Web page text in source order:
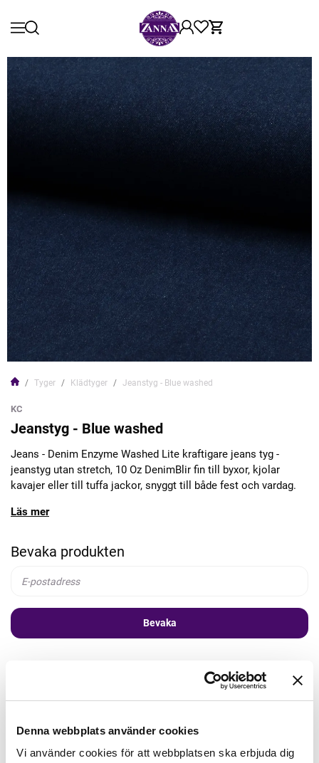
Denna webbplats använder cookies
Vi använder cookies för att webbplatsen ska erbjuda dig
Tyger Klädtyger Jeanstyg - Blue washed
KC
Jeanstyg - Blue washed
Jeans - Denim Enzyme Washed Lite kraftigare jeans tyg -
jeanstyg utan stretch, 10 Oz DenimBlir fin till byxor, kjolar
kavajer eller till tuffa jackor, snyggt till både fest och vardag.
Läs mer
Bevaka produkten
Bevaka